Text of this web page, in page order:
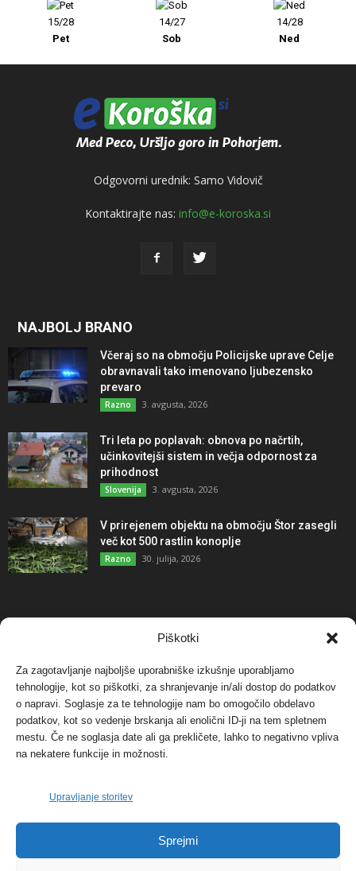
Piškotki
Za zagotavljanje najboljše uporabniške izkušnje uporabljamo
tehnologije, kot so piškotki, za shranjevanje in/ali dostop do podatkov
o napravi. Soglasje za te tehnologije nam bo omogočilo obdelavo
podatkov, kot so vedenje brskanja ali enolični ID-ji na tem spletnem
mestu. Če ne soglasja date ali ga prekličete, lahko to negativno vpliva
na nekatere funkcije in možnosti.
Upravljanje storitev
Sprejmi
15/28
Pet
14/27
Sob
14/28
Ned
Odgovorni urednik: Samo Vidovič
Kontaktirajte nas: info@e-koroska.si
NAJBOLJ BRANO
Včeraj so na območju Policijske uprave Celje
obravnavali tako imenovano ljubezensko
prevaro
Razno 3. avgusta, 2026
Tri leta po poplavah: obnova po načrtih,
učinkovitejši sistem in večja odpornost za
prihodnost
Slovenija 3. avgusta, 2026
V prirejenem objektu na območju Štor zasegli
več kot 500 rastlin konoplje
Razno 30. julija, 2026
NAJBOLJ KOMENTIRANO
Protest proti vetrnim elektrarnam na Ojstrici, v
svetu pa vedno bolj...
Dogodki 12. maja, 2017
Tožilstvo v Celovcu v korist elektrarnam
Verbund
FOTO: Razstava cvetličarskega mojstra Andreja
Dogodki 27. novembra, 2017